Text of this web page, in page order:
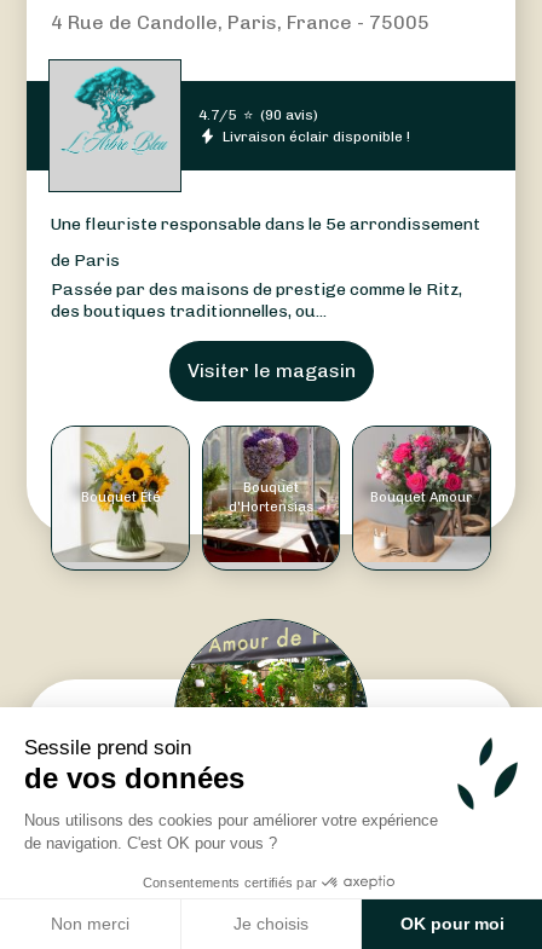
Sessile prend soin
de vos données
Nous utilisons des cookies pour améliorer votre expérience
de navigation. C'est OK pour vous ?
Consentements certifiés par
Non merci Je choisis OK pour moi
4 Rue de Candolle, Paris, France - 75005
4.7/5 ⭐ (90 avis)
Livraison éclair disponible !
Une fleuriste responsable dans le 5e arrondissement
de Paris
Passée par des maisons de prestige comme le Ritz,
des boutiques traditionnelles, ou...
Visiter le magasin
Bouquet Été
Bouquet
d'Hortensias
Bouquet Amour
Un Amour de Fleur
85 bis boulevard Magenta, Paris, France -
75010